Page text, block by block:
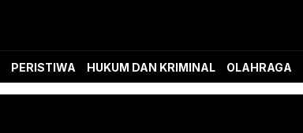
PERISTIWA HUKUM DAN KRIMINAL OLAHRAGA